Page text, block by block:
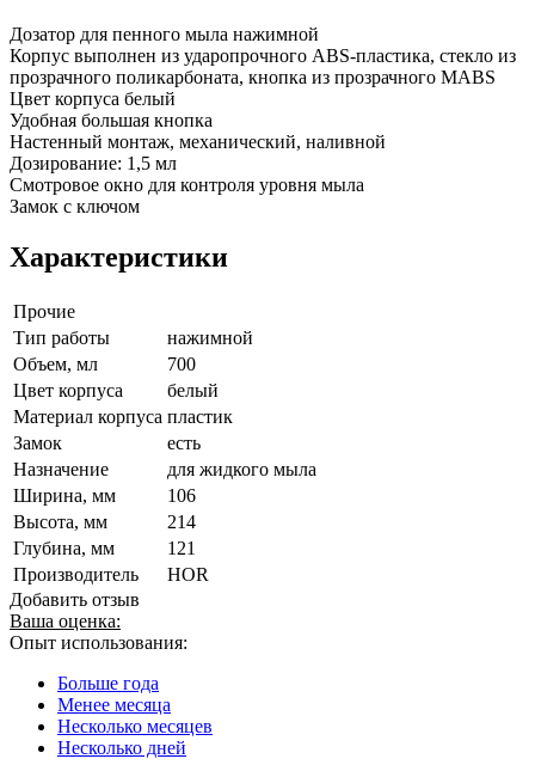
Дозатор для пенного мыла нажимной
Корпус выполнен из ударопрочного ABS-пластика, стекло из
прозрачного поликарбоната, кнопка из прозрачного MABS
Цвет корпуса белый
Удобная большая кнопка
Настенный монтаж, механический, наливной
Дозирование: 1,5 мл
Смотровое окно для контроля уровня мыла
Замок с ключом
Характеристики
Прочие
Тип работы
нажимной
Объем, мл
700
Цвет корпуса
белый
Материал корпуса пластик
Замок
есть
Назначение
для жидкого мыла
Ширина, мм
106
Высота, мм
214
Глубина, мм
121
Производитель
HOR
Добавить отзыв
Ваша оценка:
Опыт использования:
Больше года
Менее месяца
Несколько месяцев
Несколько дней